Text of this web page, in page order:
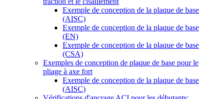
Exemple de conception de la plaque de base
(AISC)
Exemple de conception de la plaque de base
(EN)
Exemple de conception de la plaque de base
(CSA)
Exemples de conception de plaque de base pour le
pliage à axe fort
Exemple de conception de la plaque de base
(AISC)